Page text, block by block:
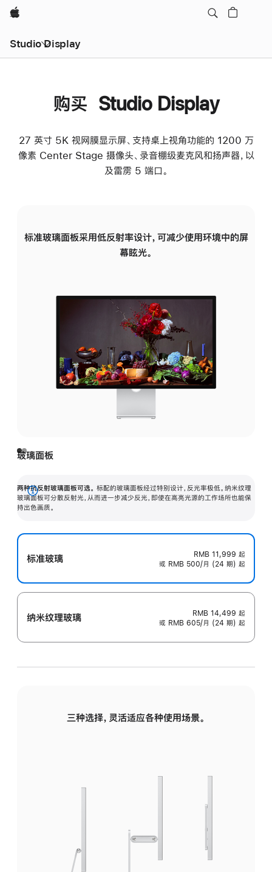
Apple
Studio Display
购买 Studio Display
27 英寸 5K 视网膜显示屏、支持桌上视角功能的 1200 万
像素 Center Stage 摄像头、录音棚级麦克风和扬声器，以
及雷雳 5 端口。
标准玻璃面板采用低反射率设计，可减少使用环境中的屏
幕眩光。
玻璃面板
两种抗反射玻璃面板可选。 标配的玻璃面板经过特别设计，反光率极低。纳米纹理
玻璃面板可分散反射光，从而进一步减少反光，即使在高亮光源的工作场所也能保
持出色画质。
展
开
标准玻璃 RMB 11,999 起
或 RMB 500/月 (24 期) 起
纳米纹理玻璃 RMB 14,499 起
或 RMB 605/月 (24 期) 起
三种选择，灵活适应各种使用场景。